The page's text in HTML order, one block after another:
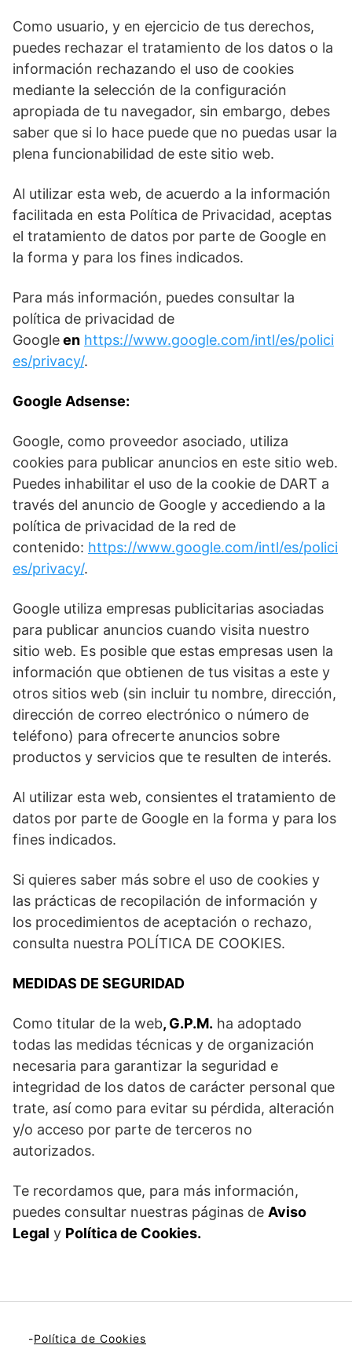
Como usuario, y en ejercicio de tus derechos,
puedes rechazar el tratamiento de los datos o la
información rechazando el uso de cookies
mediante la selección de la configuración
apropiada de tu navegador, sin embargo, debes
saber que si lo hace puede que no puedas usar la
plena funcionabilidad de este sitio web.
Al utilizar esta web, de acuerdo a la información
facilitada en esta Política de Privacidad, aceptas
el tratamiento de datos por parte de Google en
la forma y para los fines indicados.
Para más información, puedes consultar la
política de privacidad de
Googleen https://www.google.com/intl/es/polici
es/privacy/.
Google Adsense:
Google, como proveedor asociado, utiliza
cookies para publicar anuncios en este sitio web.
Puedes inhabilitar el uso de la cookie de DART a
través del anuncio de Google y accediendo a la
política de privacidad de la red de
contenido: https://www.google.com/intl/es/polici
es/privacy/.
Google utiliza empresas publicitarias asociadas
para publicar anuncios cuando visita nuestro
sitio web. Es posible que estas empresas usen la
información que obtienen de tus visitas a este y
otros sitios web (sin incluir tu nombre, dirección,
dirección de correo electrónico o número de
teléfono) para ofrecerte anuncios sobre
productos y servicios que te resulten de interés.
Al utilizar esta web, consientes el tratamiento de
datos por parte de Google en la forma y para los
fines indicados.
Si quieres saber más sobre el uso de cookies y
las prácticas de recopilación de información y
los procedimientos de aceptación o rechazo,
consulta nuestra POLÍTICA DE COOKIES.
MEDIDAS DE SEGURIDAD
Como titular de la web, G.P.M. ha adoptado
todas las medidas técnicas y de organización
necesaria para garantizar la seguridad e
integridad de los datos de carácter personal que
trate, así como para evitar su pérdida, alteración
y/o acceso por parte de terceros no
autorizados.
Te recordamos que, para más información,
puedes consultar nuestras páginas de Aviso
Legal y Política de Cookies.
-Política de Cookies